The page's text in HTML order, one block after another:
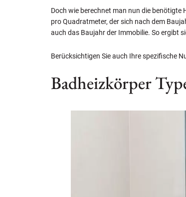
Doch wie berechnet man nun die
pro Quadratmeter, der sich nach dem
auch das Baujahr der Immobilie. So ergibt
Berücksichtigen Sie auch Ihre spezifische
Badheizkörper